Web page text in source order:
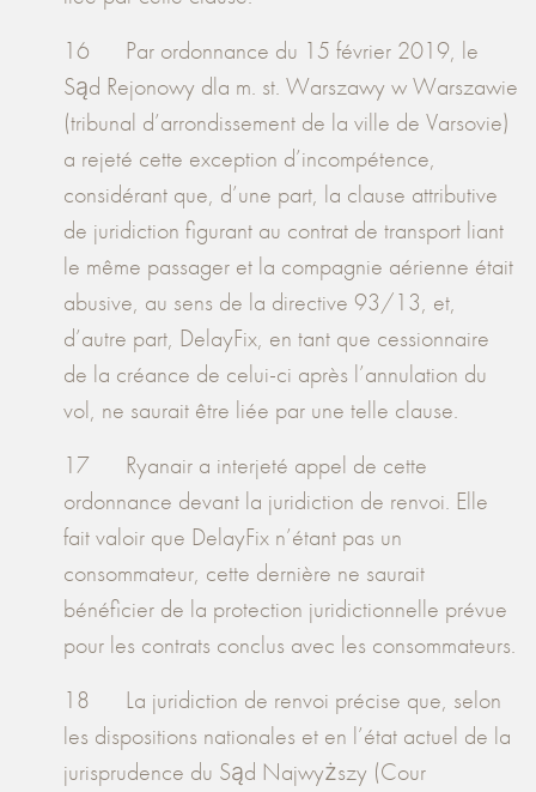
16 Par ordonnance du 15 février 2019, le
Sąd Rejonowy dla m. st. Warszawy w Warszawie
(tribunal d’arrondissement de la ville de Varsovie)
a rejeté cette exception d’incompétence,
considérant que, d’une part, la clause attributive
de juridiction figurant au contrat de transport liant
le même passager et la compagnie aérienne était
abusive, au sens de la directive 93/13, et,
d’autre part, DelayFix, en tant que cessionnaire
de la créance de celui-ci après l’annulation du
vol, ne saurait être liée par une telle clause.
17 Ryanair a interjeté appel de cette
ordonnance devant la juridiction de renvoi. Elle
fait valoir que DelayFix n’étant pas un
consommateur, cette dernière ne saurait
bénéficier de la protection juridictionnelle prévue
pour les contrats conclus avec les consommateurs.
18 La juridiction de renvoi précise que, selon
les dispositions nationales et en l’état actuel de la
jurisprudence du Sąd Najwyższy (Cour